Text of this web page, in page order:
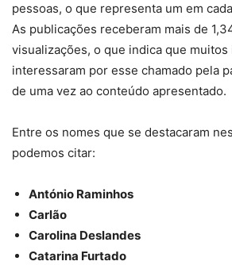
pessoas, o que representa um em
As publicações receberam mais de
visualizações, o que indica que
interessaram por esse chamado pela
de uma vez ao conteúdo apresentado.
Entre os nomes que se destacaram
podemos citar:
António Raminhos
Carlão
Carolina Deslandes
Catarina Furtado